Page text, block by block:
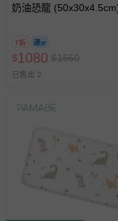
如您收到商品，請
若您對於會員帳號
式、折價券與購物
問，你可詳見：
預購商品：預購為
商品如因「價格
會主動以簡訊及
償。
奶油恐龍
7折
$1080 $1550
已售出 2